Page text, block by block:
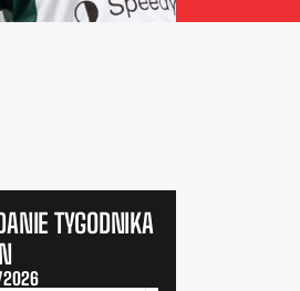
TYGODNIKA
2026